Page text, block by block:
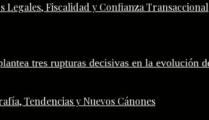
Fiscalidad y Confianza Transaccional
Tendencias y Nuevos Cánones